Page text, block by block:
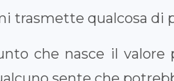
trasmette qualcosa di
che nasce il valore